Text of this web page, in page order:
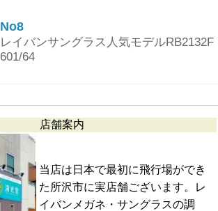
No8
レイバンサングラス人気モデルRB2132F
601/64
店舗案内
当店は日本で最初に飛行場ができ
た所沢市に実店舗ございます。レ
イバンメガネ・サングラスの調